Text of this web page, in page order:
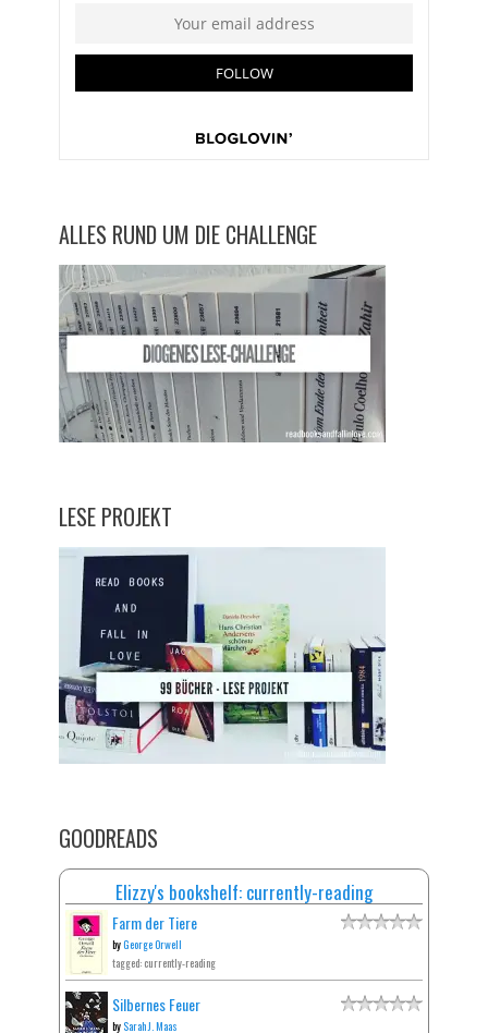
ALLES RUND UM DIE CHALLENGE
LESE PROJEKT
GOODREADS
Elizzy's bookshelf: currently-reading
Farm der Tiere
byGeorge Orwell
tagged: currently-reading
Silbernes Feuer
by Sarah J. Maas